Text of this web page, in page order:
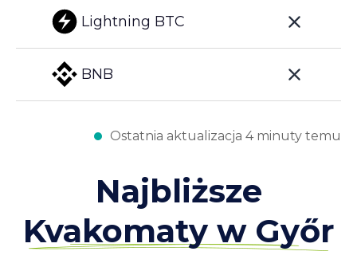
Lightning BTC
BNB
Ostatnia aktualizacja 4 minuty temu
Najbliższe
Kvakomaty w Győr